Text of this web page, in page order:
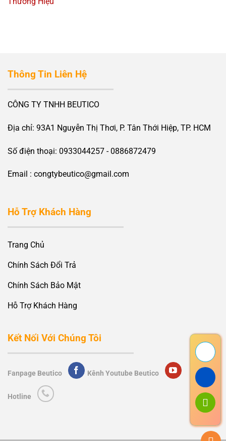
Thông Tin Liên Hệ
CÔNG TY TNHH BEUTICO
Địa chỉ: 93A1 Nguyễn Thị Thơi, P. Tân Thới Hiệp, TP. HCM
Số điện thoại: 0933044257 - 0886872479
Email : congtybeutico@gmail.com
Hỗ Trợ Khách Hàng
Trang Chủ
Chính Sách Đổi Trả
Chính Sách Bảo Mật
Hỗ Trợ Khách Hàng
Kết Nối Với Chúng Tôi
Fanpage Beutico Kênh Youtube Beutico
Hotline